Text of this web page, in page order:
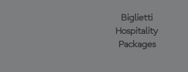
Biglietti
Hospitality
Packages